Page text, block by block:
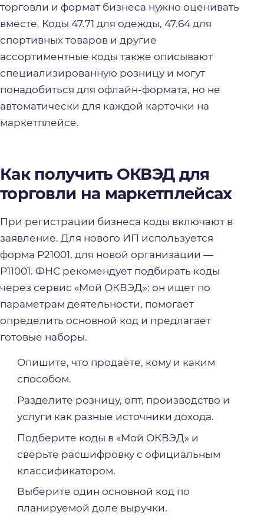
торговли и формат бизнеса нужно оценивать
вместе. Коды 47.71 для одежды, 47.64 для
спортивных товаров и другие
ассортиментные коды также описывают
специализированную розницу и могут
понадобиться для офлайн-формата, но не
автоматически для каждой карточки на
маркетплейсе.
Как получить ОКВЭД для
торговли на маркетплейсах
При регистрации бизнеса коды включают в
заявление. Для нового ИП используется
форма Р21001, для новой организации —
Р11001. ФНС рекомендует подбирать коды
через сервис «Мой ОКВЭД»: он ищет по
параметрам деятельности, помогает
определить основной код и предлагает
готовые наборы.
Опишите, что продаёте, кому и каким
способом.
Разделите розницу, опт, производство и
услуги как разные источники дохода.
Подберите коды в «Мой ОКВЭД» и
сверьте расшифровку с официальным
классификатором.
Выберите один основной код по
планируемой доле выручки.